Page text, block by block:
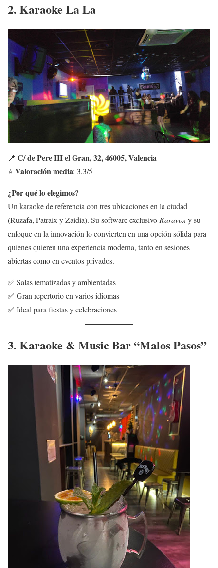
2. Karaoke La La
📍 C/ de Pere III el Gran, 32, 46005, Valencia
⭐ Valoración media: 3,3/5
¿Por qué lo elegimos?
Un karaoke de referencia con tres ubicaciones en la ciudad
(Ruzafa, Patraix y Zaidia). Su software exclusivo Karavoxy su
enfoque en la innovación lo convierten en una opción sólida para
quienes quieren una experiencia moderna, tanto en sesiones
abiertas como en eventos privados.
✅ Salas tematizadas y ambientadas
✅ Gran repertorio en varios idiomas
✅ Ideal para fiestas y celebraciones
3. Karaoke & Music Bar “Malos Pasos”